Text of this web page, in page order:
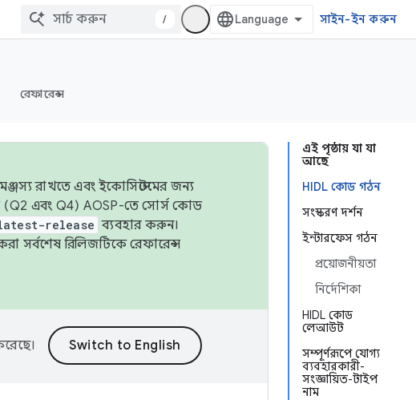
/ সাইন-ইন করুন
রেফারেন্স
এই পৃষ্ঠায় যা যা
আছে
HIDL কোড গঠন
সংস্করণ দর্শন
ইন্টারফেস গঠন
প্রয়োজনীয়তা
নির্দেশিকা
HIDL কোড
লেআউট
সম্পূর্ণরূপে যোগ্য
ব্যবহারকারী-
সংজ্ঞায়িত-টাইপ
নাম
রাখতে এবং ইকোসিস্টেমের জন্য
(Q2 এবং Q4) AOSP-তে সোর্স কোড
release ব্যবহার করুন।
সর্বশেষ রিলিজটিকে রেফারেন্স